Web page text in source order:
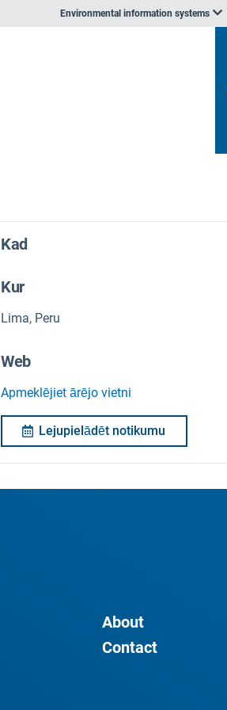
Environmental information systems
Kad
Kur
Lima, Peru
Web
Apmeklējiet ārējo vietni
Lejupielādēt notikumu
About
Contact